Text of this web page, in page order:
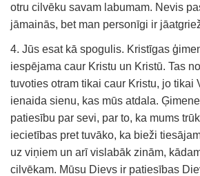
otru cilvēku savam labumam. Nevis
jāmainās, bet man personīgi ir
4. Jūs esat kā spogulis. Kristīgas
iespējama caur Kristu un Kristū. Tas
tuvoties otram tikai caur Kristu, jo tikai
ienaida sienu, kas mūs atdala.
patiesību par sevi, par to, ka mums
iecietības pret tuvāko, ka bieži
uz viņiem un arī vislabāk zinām,
cilvēkam. Mūsu Dievs ir patiesības